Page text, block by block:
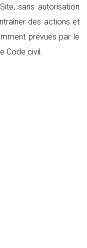
sans autorisation
des actions et
prévues par le
Code civil.